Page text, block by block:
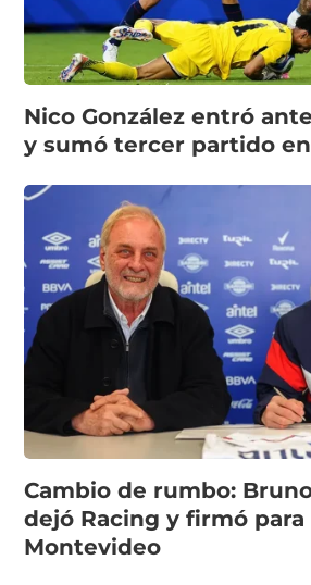
Nico González entró
y sumó tercer partido
Cambio de rumbo:
dejó Racing y firmó para
Montevideo